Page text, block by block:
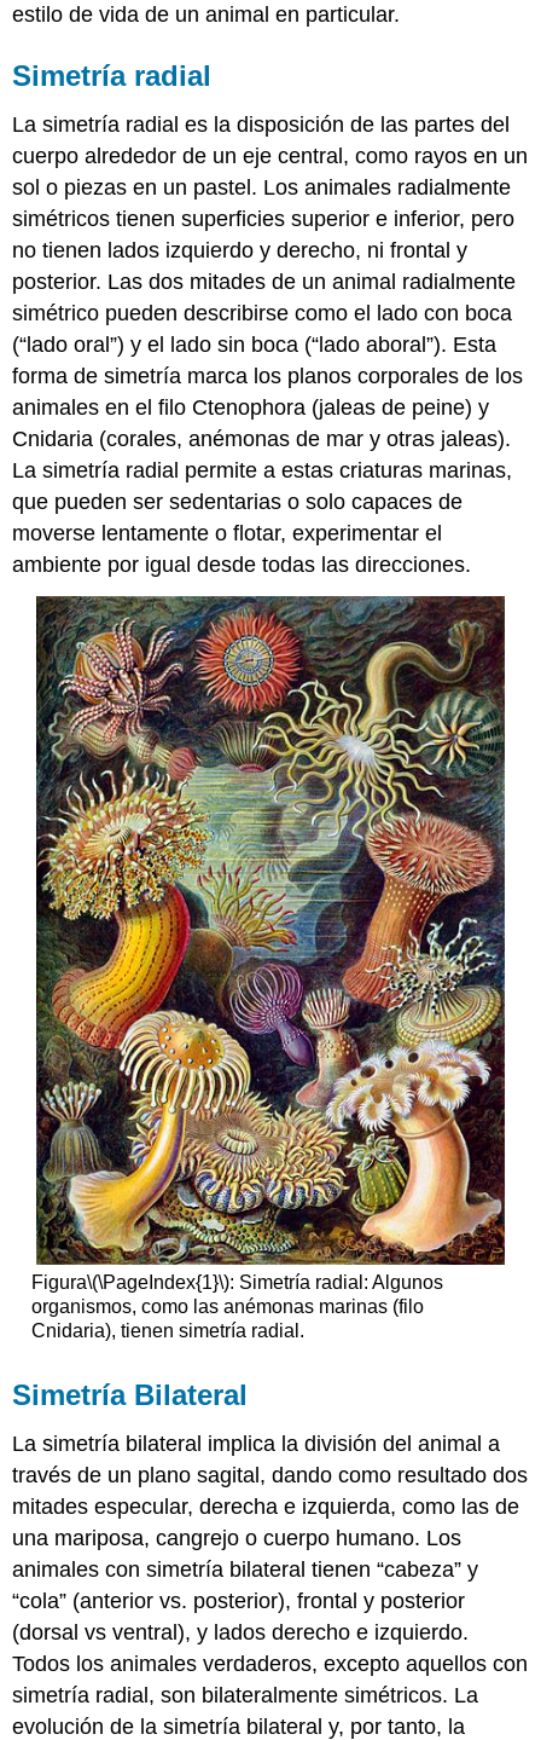
estilo de vida de un animal en particular.
Simetría radial
La simetría radial es la disposición de las partes del
cuerpo alrededor de un eje central, como rayos en un
sol o piezas en un pastel. Los animales radialmente
simétricos tienen superficies superior e inferior, pero
no tienen lados izquierdo y derecho, ni frontal y
posterior. Las dos mitades de un animal radialmente
simétrico pueden describirse como el lado con boca
(“lado oral”) y el lado sin boca (“lado aboral”). Esta
forma de simetría marca los planos corporales de los
animales en el filo Ctenophora (jaleas de peine) y
Cnidaria (corales, anémonas de mar y otras jaleas).
La simetría radial permite a estas criaturas marinas,
que pueden ser sedentarias o solo capaces de
moverse lentamente o flotar, experimentar el
ambiente por igual desde todas las direcciones.
Figura\(\PageIndex{1}\): Simetría radial: Algunos
organismos, como las anémonas marinas (filo
Cnidaria), tienen simetría radial.
Simetría Bilateral
La simetría bilateral implica la división del animal a
través de un plano sagital, dando como resultado dos
mitades especular, derecha e izquierda, como las de
una mariposa, cangrejo o cuerpo humano. Los
animales con simetría bilateral tienen “cabeza” y
“cola” (anterior vs. posterior), frontal y posterior
(dorsal vs ventral), y lados derecho e izquierdo.
Todos los animales verdaderos, excepto aquellos con
simetría radial, son bilateralmente simétricos. La
evolución de la simetría bilateral y, por tanto, la